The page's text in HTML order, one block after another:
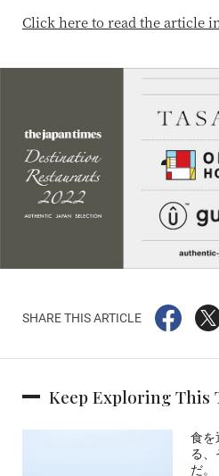
Click here to read the article
SHARE THIS ARTICLE
Keep Exploring This
食を
る
だ。